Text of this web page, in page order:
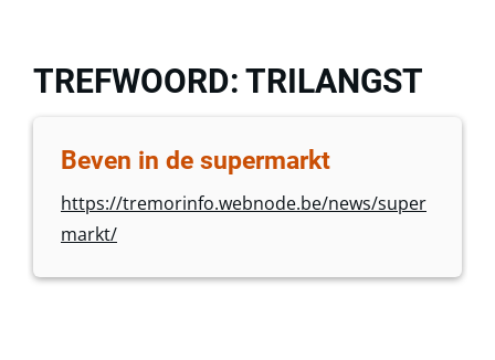
TREFWOORD: TRILANGST
Beven in de supermarkt
https://tremorinfo.webnode.be/news/super
markt/